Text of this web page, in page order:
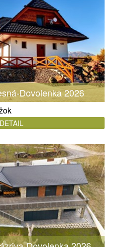
Dovolenka 2026
DETAIL